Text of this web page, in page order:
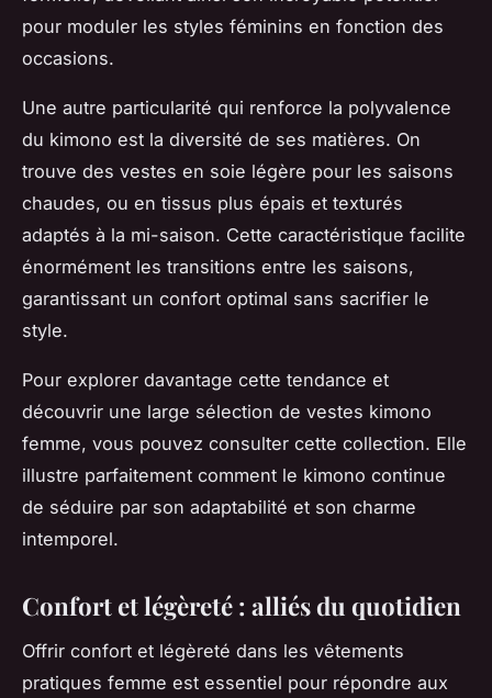
pour moduler les styles féminins en fonction des
occasions.
Une autre particularité qui renforce la polyvalence
du kimono est la diversité de ses matières. On
trouve des vestes en soie légère pour les saisons
chaudes, ou en tissus plus épais et texturés
adaptés à la mi-saison. Cette caractéristique facilite
énormément les transitions entre les saisons,
garantissant un confort optimal sans sacrifier le
style.
Pour explorer davantage cette tendance et
découvrir une large sélection de vestes kimono
femme, vous pouvez consulter cette collection. Elle
illustre parfaitement comment le kimono continue
de séduire par son adaptabilité et son charme
intemporel.
Confort et légèreté : alliés du quotidien
Offrir confort et légèreté dans les vêtements
pratiques femme est essentiel pour répondre aux